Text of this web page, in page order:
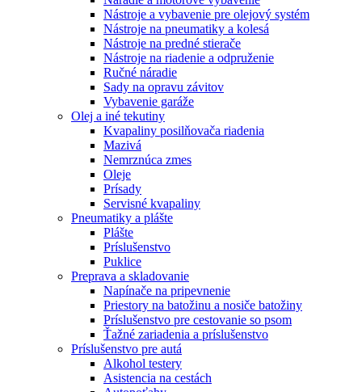
Nástroje a vybavenie pre olejový systém
Nástroje na pneumatiky a kolesá
Nástroje na predné stierače
Nástroje na riadenie a odpruženie
Ručné náradie
Sady na opravu závitov
Vybavenie garáže
Olej a iné tekutiny
Kvapaliny posilňovača riadenia
Mazivá
Nemrznúca zmes
Oleje
Prísady
Servisné kvapaliny
Pneumatiky a plášte
Plášte
Príslušenstvo
Puklice
Preprava a skladovanie
Napínače na pripevnenie
Priestory na batožinu a nosiče batožiny
Príslušenstvo pre cestovanie so psom
Ťažné zariadenia a príslušenstvo
Príslušenstvo pre autá
Alkohol testery
Asistencia na cestách